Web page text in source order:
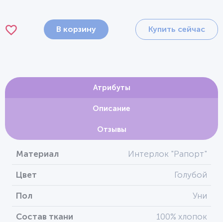
В корзину Купить сейчас
Атрибуты
Описание
Отзывы
Материал Интерлок "Рапорт"
Цвет Голубой
Пол Уни
Состав ткани 100% хлопок